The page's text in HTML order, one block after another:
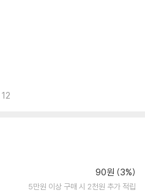
12
90원 (3%)
5만원 이상 구매 시 2천원 추가 적립